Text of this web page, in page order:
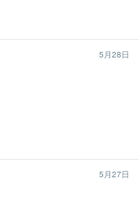
5月28日
5月27日